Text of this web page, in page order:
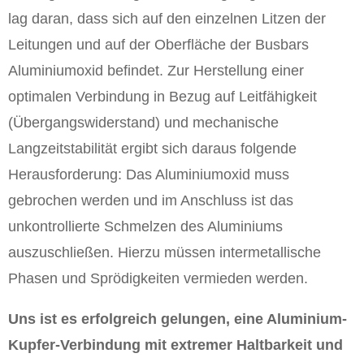
lag daran, dass sich auf den einzelnen Litzen der
Leitungen und auf der Oberfläche der Busbars
Aluminiumoxid befindet. Zur Herstellung einer
optimalen Verbindung in Bezug auf Leitfähigkeit
(Übergangswiderstand) und mechanische
Langzeitstabilität ergibt sich daraus folgende
Herausforderung: Das Aluminiumoxid muss
gebrochen werden und im Anschluss ist das
unkontrollierte Schmelzen des Aluminiums
auszuschließen. Hierzu müssen intermetallische
Phasen und Sprödigkeiten vermieden werden.
Uns ist es erfolgreich gelungen, eine Aluminium-
Kupfer-Verbindung mit extremer Haltbarkeit und